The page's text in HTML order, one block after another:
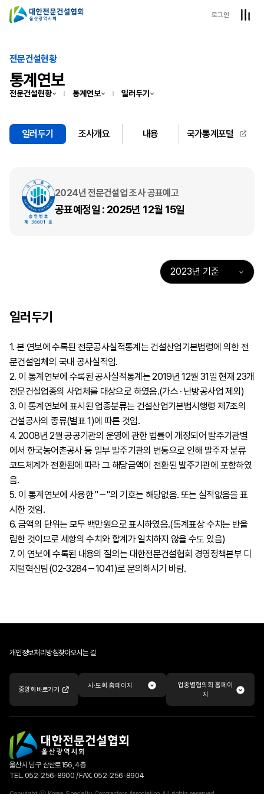
로그인
전문건설현황
통계연보
전문건설현황 통계연보 일러두기
일러두기 조사개요 내용 국가통계포털
2024년 전문건설업 조사 공표예고
공표예정일 : 2025년 12월 15일
일러두기
1. 본 연보에 수록된 전문공사실적통계는 건설산업기본법령에 의한 전
문건설업체의 국내 공사실적임.
2. 이 통계연보에 수록된 공사실적통계는 2019년 12월 31일 현재 23개
전문건설업종의 사업체를 대상으로 하였음.(가스 · 난방공사업 제외)
3. 이 통계연보에 표시된 업종분류는 건설산업기본법시행령 제7조의
건설공사의 종류(별표 1)에 따른 것임.
4. 2008년 2월 공공기관의 운영에 관한 법률이 개정되어 발주기관별
에서 한국농어촌공사 등 일부 발주기관의 변동으로 인해 발주자 분류
코드체계가 전환됨에 따라 그 해당금액이 전환된 발주기관에 포함하였
음.
5. 이 통계연보에 사용한 "－"의 기호는 해당없음. 또는 실적없음을 표
시한 것임.
6. 금액의 단위는 모두 백만원으로 표시하였음.(통계표상 수치는 반올
림한 것이므로 세항의 수치와 합계가 일치하지 않을 수도 있음)
7. 이 연보에 수록된 내용의 질의는 대한전문건설협회 경영정책본부 디
지털혁신팀(02-3284－1041)로 문의하시기 바람.
개인정보처리방침찾아오시는 길
중앙회 바로가기
시·도회 홈페이지
업종별협의회 홈페이
지
울산시 남구 삼산로156, 4층
TEL. 052-256-8900 / FAX. 052-256-8904